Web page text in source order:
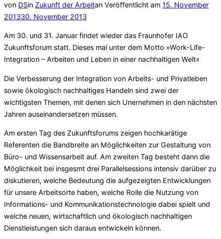
von DSin Zukunft der Arbeitan Veröffentlicht am 15. November
201330. November 2013
Am 30. und 31. Januar findet wieder das Fraunhofer IAO
Zukunftsforum statt. Dieses mal unter dem Motto »Work-Life-
Integration – Arbeiten und Leben in einer nachhaltigen Welt«
Die Verbesserung der Integration von Arbeits- und Privatleben
sowie ökologisch nachhaltiges Handeln sind zwei der
wichtigsten Themen, mit denen sich Unernehmen in den nächsten
Jahren auseinandersetzen müssen.
Am ersten Tag des Zukunftsforums zeigen hochkarätige
Referenten die Bandbreite an Möglichkeiten zur Gestaltung von
Büro- und Wissensarbeit auf. Am zweiten Tag besteht dann die
Möglichkeit bei insgesmt drei Parallelsessions intensiv darüber zu
diskutieren, welche Bedeutung die aufgezeigten Entwicklungen
für unsere Arbeitsorte haben, welche Rolle die Nutzung von
Informations- und Kommunikationstechnologie dabei spielt und
welche neuen, wirtschaftlich und ökologisch nachhaltigen
Dienstleistungen sich daraus entwickeln können.